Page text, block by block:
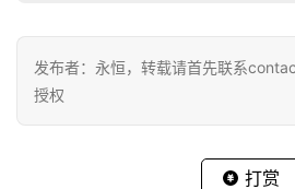
发布者：永恒，转载请首先联系
授权
打赏